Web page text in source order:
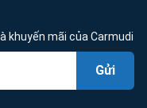
khuyến mãi của Carmudi
Gửi